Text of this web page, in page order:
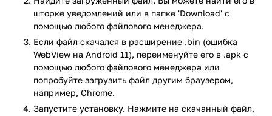
— автоматические жалобы операторам. Когда приложение
фиксирует плохое покрытие, оно отправляет отчет вашему
мобильному провайдеру. Чем больше людей пользуется
программой, тем быстрее операторы чинят вышки.
Еще здесь есть: тест скорости интернета (покажет, где в
квартире лучше ловит WiFi), карта с зонами хорошего/
плохого приема, история изменений сигнала за последние
часы и подробные данные о вышке, к которой вы
шторке уведомлений или в папке 'Download' с
помощью любого файлового менеджера.
Если файл скачался в расширение .bin (ошибка
WebView на Android 11), переименуйте его в .apk с
помощью любого файлового менеджера или
попробуйте загрузить файл другим браузером,
например, Chrome.
Запустите установку. Нажмите на скачанный файл,